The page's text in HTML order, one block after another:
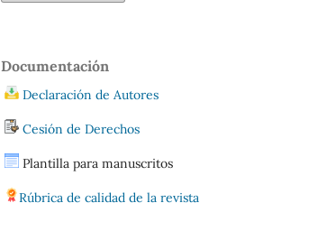
Documentación
Declaración de Autores
Cesión de Derechos
Plantilla para manuscritos
Rúbrica de calidad de la revista